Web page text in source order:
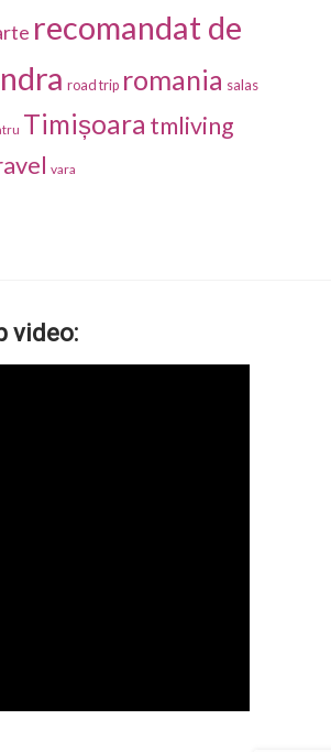
recomandat de
road trip romania salas
Timișoara tmliving
vara
video: